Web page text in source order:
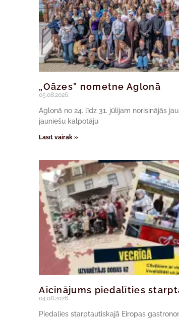
„Oāzes” nometne Aglonā
05.08.2026.
Aglonā no 24. līdz 31. jūlijam norisinājās
jauniešu kalpotāju
Lasīt vairāk »
Aicinājums piedalīties
04.08.2026.
Piedalies starptautiskajā Eiropas